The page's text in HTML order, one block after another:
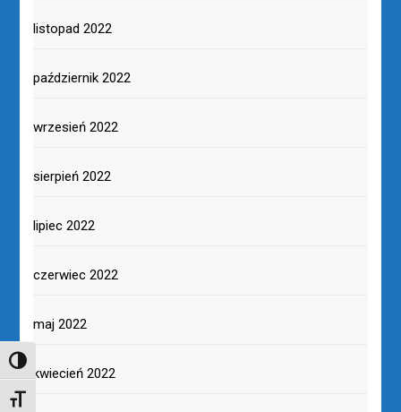
TOGGLE HIGH CONTRAST
TOGGLE FONT SIZE
listopad 2022
październik 2022
wrzesień 2022
sierpień 2022
lipiec 2022
czerwiec 2022
maj 2022
kwiecień 2022